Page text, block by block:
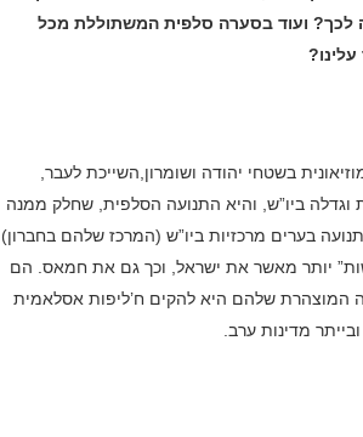
לכך? ועוד בסערה סלפית המשתוללת מכל
?
בשטחי יהודה ושומרון השייכת לעבר,
ביו”ש, והיא התנועה הסלפית, שחלק ממנה
בערים מרכזיות ביו”ש (המרכז שלהם בחברון)
יותר מאשר את ישראל, וכך גם את חמאס. הם
המוצהרת שלהם היא להקים ח’ליפות אסלאמית
מדינות ערב